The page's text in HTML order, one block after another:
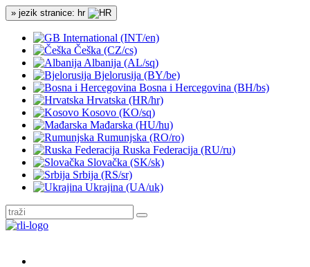
» jezik stranice: hr
International (INT/en)
Češka (CZ/cs)
Albanija (AL/sq)
Bjelorusija (BY/be)
Bosna i Hercegovina (BH/bs)
Hrvatska (HR/hr)
Kosovo (KO/sq)
Mađarska (HU/hu)
Rumunjska (RO/ro)
Ruska Federacija (RU/ru)
Slovačka (SK/sk)
Srbija (RS/sr)
Ukrajina (UA/uk)